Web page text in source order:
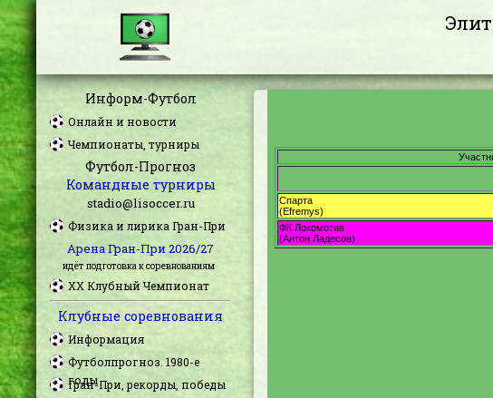
Информ-Футбол
Онлайн и новости
Чемпионаты, турниры
Футбол-Прогноз
Командные турниры
stadio@lisoccer.ru
Физика и лирика Гран-При
Арена Гран-При 2026/27
идёт подготовка к соревнованиям
XX Клубный Чемпионат
Клубные соревнования
Информация
Футболпрогноз. 1980-е
годы
Гран-При, рекорды, победы